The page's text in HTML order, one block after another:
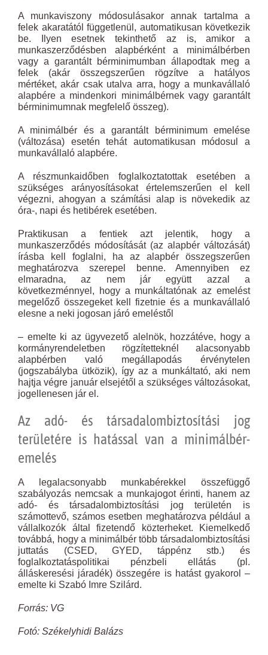
A munkaviszony módosulásakor annak tartalma a
felek akaratától függetlenül, automatikusan következik
be. Ilyen esetnek tekinthető az is, amikor a
munkaszerződésben alapbérként a minimálbérben
vagy a garantált bérminimumban állapodtak meg a
felek (akár összegszerűen rögzítve a hatályos
mértéket, akár csak utalva arra, hogy a munkavállaló
alapbére a mindenkori minimálbérnek vagy garantált
bérminimumnak megfelelő összeg).
A minimálbér és a garantált bérminimum emelése
(változása) esetén tehát automatikusan módosul a
munkavállaló alapbére.
A részmunkaidőben foglalkoztatottak esetében a
szükséges arányosításokat értelemszerűen el kell
végezni, ahogyan a számítási alap is növekedik az
óra-, napi és hetibérek esetében.
Praktikusan a fentiek azt jelentik, hogy a
munkaszerződés módosítását (az alapbér változását)
írásba kell foglalni, ha az alapbér összegszerűen
meghatározva szerepel benne. Amennyiben ez
elmaradna, az nem jár együtt azzal a
következménnyel, hogy a munkáltatónak az emelést
megelőző összegeket kell fizetnie és a munkavállaló
elesne a neki jogosan járó emeléstől
– emelte ki az ügyvezető alelnök, hozzátéve, hogy a
kormányrendeletben rögzítetteknél alacsonyabb
alapbérben való megállapodás érvénytelen
(jogszabályba ütközik), így az a munkáltató, aki nem
hajtja végre január elsejétől a szükséges változásokat,
jogellenesen jár el.
Az adó- és társadalombiztosítási jog
területére is hatással van a minimálbér-
emelés
A legalacsonyabb munkabérekkel összefüggő
szabályozás nemcsak a munkajogot érinti, hanem az
adó- és társadalombiztosítási jog területén is
számottevő, számos esetben meghatározva például a
vállalkozók által fizetendő közterheket. Kiemelkedő
továbbá, hogy a minimálbér több társadalombiztosítási
juttatás (CSED, GYED, táppénz stb.) és
foglalkoztatáspolitikai pénzbeli ellátás (pl.
álláskeresési járadék) összegére is hatást gyakorol –
emelte ki Szabó Imre Szilárd.
Forrás: VG
Fotó: Székelyhidi Balázs